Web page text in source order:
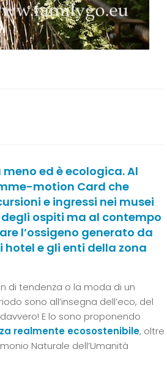
ed è ecologica. Al
motion Card che
e ingressi nei musei
ospiti ma al contempo
l’ossigeno generato da
e gli enti della zona
di tendenza o la moda di un
sono all’insegna dell’eco, del
E lo sono proponendo
realmente ecosostenibile, oltre
Naturale dell’Umanità